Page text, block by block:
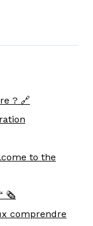
? 🔗
to the
🗞
comprendre